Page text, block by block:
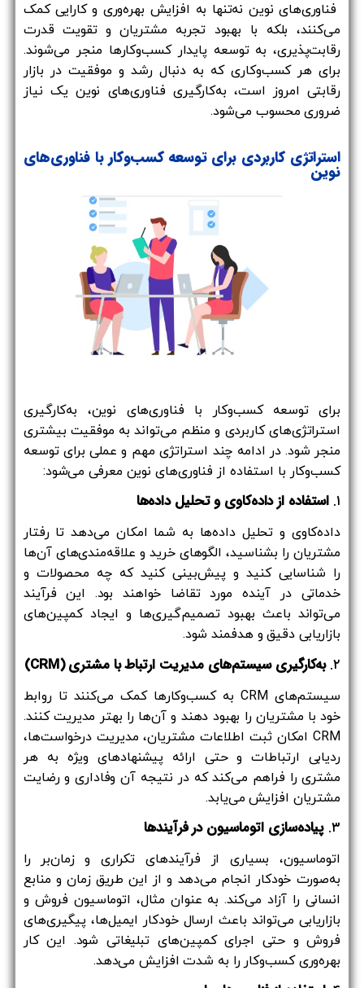
فناوری‌های نوین نه‌تنها به افزایش بهره‌وری و کارایی کمک
می‌کنند، بلکه با بهبود تجربه مشتریان و تقویت قدرت
رقابت‌پذیری، به توسعه پایدار کسب‌وکارها منجر می‌شوند.
برای هر کسب‌وکاری که به دنبال رشد و موفقیت در بازار
رقابتی امروز است، به‌کارگیری فناوری‌های نوین یک نیاز
ضروری محسوب می‌شود.
استراتژی کاربردی برای توسعه کسب‌وکار با فناوری‌های
نوین
برای توسعه کسب‌وکار با فناوری‌های نوین، به‌کارگیری
استراتژی‌های کاربردی و منظم می‌تواند به موفقیت بیشتری
منجر شود. در ادامه چند استراتژی مهم و عملی برای توسعه
کسب‌وکار با استفاده از فناوری‌های نوین معرفی می‌شود:
۱. استفاده از داده‌کاوی و تحلیل داده‌ها
داده‌کاوی و تحلیل داده‌ها به شما امکان می‌دهد تا رفتار
مشتریان را بشناسید، الگوهای خرید و علاقه‌مندی‌های آن‌ها
را شناسایی کنید و پیش‌بینی کنید که چه محصولات و
خدماتی در آینده مورد تقاضا خواهند بود. این فرآیند
می‌تواند باعث بهبود تصمیم‌گیری‌ها و ایجاد کمپین‌های
بازاریابی دقیق و هدفمند شود.
۲. به‌کارگیری سیستم‌های مدیریت ارتباط با مشتری(CRM)
سیستم‌های CRM به کسب‌وکارها کمک می‌کنند تا روابط
خود با مشتریان را بهبود دهند و آن‌ها را بهتر مدیریت کنند.
CRM امکان ثبت اطلاعات مشتریان، مدیریت درخواست‌ها،
ردیابی ارتباطات و حتی ارائه پیشنهادهای ویژه به هر
مشتری را فراهم می‌کند که در نتیجه آن وفاداری و رضایت
مشتریان افزایش می‌یابد.
۳. پیاده‌سازی اتوماسیون در فرآیندها
اتوماسیون، بسیاری از فرآیندهای تکراری و زمان‌بر را
به‌صورت خودکار انجام می‌دهد و از این طریق زمان و منابع
انسانی را آزاد می‌کند. به عنوان مثال، اتوماسیون فروش و
بازاریابی می‌تواند باعث ارسال خودکار ایمیل‌ها، پیگیری‌های
فروش و حتی اجرای کمپین‌های تبلیغاتی شود. این کار
بهره‌وری کسب‌وکار را به شدت افزایش می‌دهد.